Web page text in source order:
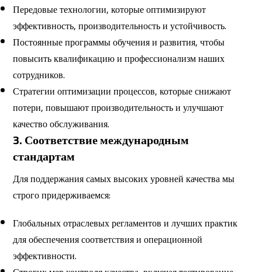
Передовые технологии, которые оптимизируют
эффективность, производительность и устойчивость.
Постоянные программы обучения и развития, чтобы
повысить квалификацию и профессионализм наших
сотрудников.
Стратегии оптимизации процессов, которые снижают
потери, повышают производительность и улучшают
качество обслуживания.
3. Соответствие международным
стандартам
Для поддержания самых высоких уровней качества мы
строго придерживаемся:
Глобальных отраслевых регламентов и лучших практик
для обеспечения соответствия и операционной
эффективности.